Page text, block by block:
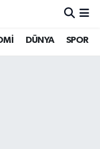
DÜNYA SPOR
Fikstür